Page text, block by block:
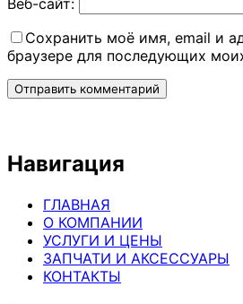
Сохранить моё имя, email и
браузере для последующих
Навигация
ГЛАВНАЯ
О КОМПАНИИ
УСЛУГИ И ЦЕНЫ
ЗАПЧАТИ И АКСЕССУАРЫ
КОНТАКТЫ